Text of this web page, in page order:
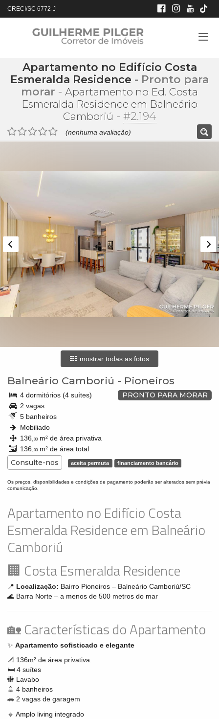
CRECI/SC 6772-J
Apartamento no Edifício Costa
Esmeralda Residence - Pronto para
morar - Apartamento no Ed. Costa
Esmeralda Residence em Balneário
Camboriú - #2.194
(nenhuma avaliação)
mostrar todas as fotos
Balneário Camboriú - Pioneiros
PRONTO PARA MORAR
4 dormitórios (4 suítes)
2 vagas
5 banheiros
Mobiliado
136, 00m² de área privativa
136, 00m² de área total
Consulte-nos aceita permuta financiamento bancário
Os preços, disponibilidades e condições de pagamento poderão ser alterados sem prévia
comunicação.
Apartamento no Edifício Costa
Esmeralda Residence em Balneário
Camboriú
🏢 Costa Esmeralda Residence
📍 Localização: Bairro Pioneiros – Balneário Camboriú/SC
🌊 Barra Norte – a menos de 500 metros do mar
🏡 Características do Apartamento
✨ Apartamento sofisticado e elegante
📐 136m² de área privativa
🛏️ 4 suítes
🚻 Lavabo
🚿 4 banheiros
🚗 2 vagas de garagem
🔹 Amplo living integrado